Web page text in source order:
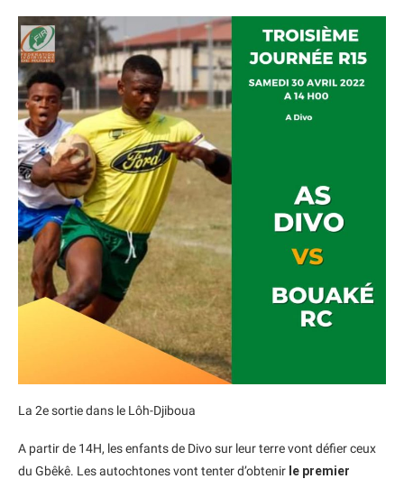
La 2e sortie dans le Lôh-Djiboua
A partir de 14H, les enfants de Divo sur leur terre vont défier ceux
du Gbêkê. Les autochtones vont tenter d’obtenir le premier